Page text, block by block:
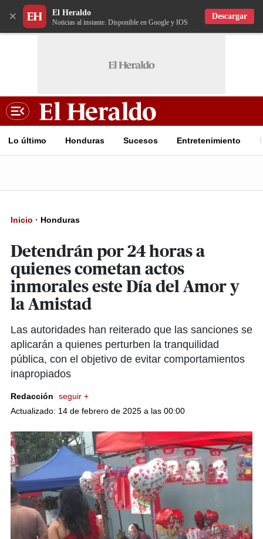
× El Heraldo
Noticias al instante. Disponible en Google y IOS
Descargar
Lo último Honduras Sucesos Entretenimiento
Inicio · Honduras
Detendrán por 24 horas a
quienes cometan actos
inmorales este Día del Amor y
la Amistad
Las autoridades han reiterado que las sanciones se
aplicarán a quienes perturben la tranquilidad
pública, con el objetivo de evitar comportamientos
inapropiados
Redacción
seguir +
Actualizado: 14 de febrero de 2025 a las 00:00